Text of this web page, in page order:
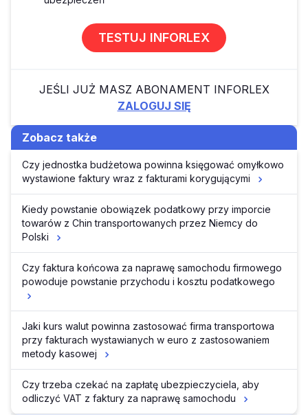
TESTUJ INFORLEX
JEŚLI JUŻ MASZ ABONAMENT INFORLEX
ZALOGUJ SIĘ
Zobacz także
Czy jednostka budżetowa powinna księgować omyłkowo
wystawione faktury wraz z fakturami korygującymi
Kiedy powstanie obowiązek podatkowy przy imporcie
towarów z Chin transportowanych przez Niemcy do
Polski
Czy faktura końcowa za naprawę samochodu firmowego
powoduje powstanie przychodu i kosztu podatkowego
Jaki kurs walut powinna zastosować firma transportowa
przy fakturach wystawianych w euro z zastosowaniem
metody kasowej
Czy trzeba czekać na zapłatę ubezpieczyciela, aby
odliczyć VAT z faktury za naprawę samochodu